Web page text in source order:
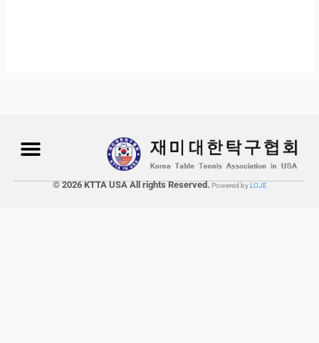
© 2026 KTTA USA All rights Reserved. Powered by LOJE